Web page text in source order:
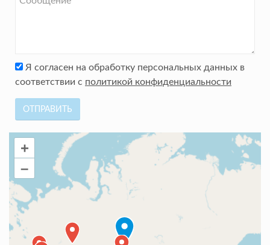
Я согласен на обработку персональных данных в
соответствии с политикой конфиденциальности
ОТПРАВИТЬ
+
–